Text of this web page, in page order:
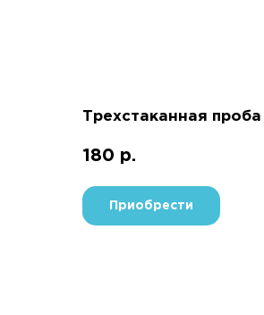
Трехстаканная
180 р.
Приобрести